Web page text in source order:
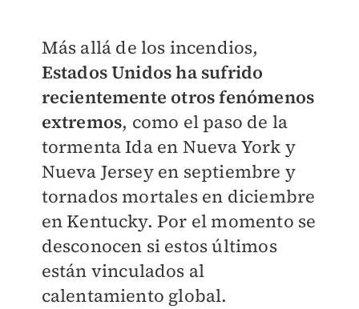
Más allá de los incendios,
Estados Unidos ha sufrido
recientemente otros fenómenos
extremos, como el paso de la
tormenta Ida en Nueva York y
Nueva Jersey en septiembre y
tornados mortales en diciembre
en Kentucky. Por el momento se
desconocen si estos últimos
están vinculados al
calentamiento global.